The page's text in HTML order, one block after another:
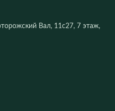
Вал, 11с27, 7 этаж,